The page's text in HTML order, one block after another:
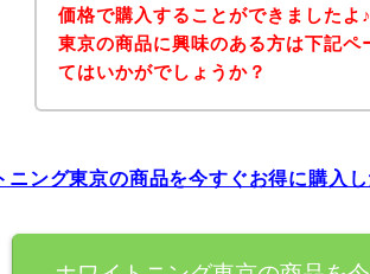
価格で購入することができました
東京の商品に興味のある方は下記ペ
てはいかがでしょうか？
ニング東京の商品を今すぐお得に購入